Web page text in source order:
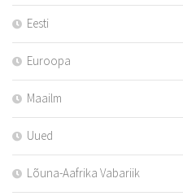
Eesti
Euroopa
Maailm
Uued
Lõuna-Aafrika Vabariik